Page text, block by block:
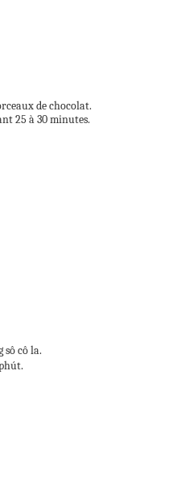
de chocolat.
25 à 30 minutes.
sô cô la.